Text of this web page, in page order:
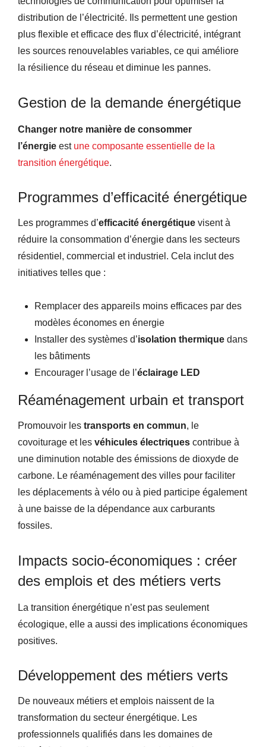
distribution de l’électricité. Ils permettent une gestion
plus flexible et efficace des flux d’électricité, intégrant
les sources renouvelables variables, ce qui améliore
la résilience du réseau et diminue les pannes.
Gestion de la demande énergétique
Changer notre manière de consommer
l’énergie est une composante essentielle de la
transition énergétique.
Programmes d’efficacité énergétique
Les programmes d’efficacité énergétique visent à
réduire la consommation d’énergie dans les secteurs
résidentiel, commercial et industriel. Cela inclut des
initiatives telles que :
Remplacer des appareils moins efficaces par des
modèles économes en énergie
Installer des systèmes d’isolation thermique dans
les bâtiments
Encourager l’usage de l’éclairage LED
Réaménagement urbain et transport
Promouvoir les transports en commun, le
covoiturage et les véhicules électriques contribue à
une diminution notable des émissions de dioxyde de
carbone. Le réaménagement des villes pour faciliter
les déplacements à vélo ou à pied participe également
à une baisse de la dépendance aux carburants
fossiles.
Impacts socio-économiques : créer
des emplois et des métiers verts
La transition énergétique n’est pas seulement
écologique, elle a aussi des implications économiques
positives.
Développement des métiers verts
De nouveaux métiers et emplois naissent de la
transformation du secteur énergétique. Les
professionnels qualifiés dans les domaines de